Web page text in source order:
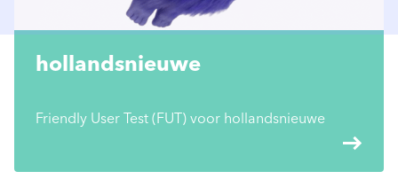
hollandsnieuwe
Friendly User Test (FUT) voor hollandsnieuwe
east